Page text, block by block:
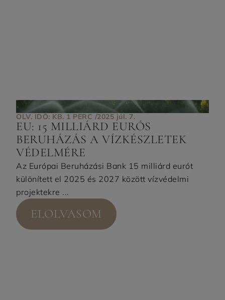
OLV. IDŐ: KB. 1 PERC /2025 júl. 7.
EU: 15 MILLIÁRD EURÓS
BERUHÁZÁS A VÍZKÉSZLETEK
VÉDELMÉRE
Az Európai Beruházási Bank 15 milliárd eurót
különített el 2025 és 2027 között vízvédelmi
projektekre ...
ELOLVASOM